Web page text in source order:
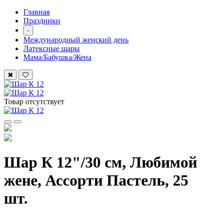
Главная
Праздники
-
Международный женский день
Латексные шары
Мама/Бабушка/Жена
Товар отсутствует
Шар К 12"/30 см, Любимой
жене, Ассорти Пастель, 25
шт.